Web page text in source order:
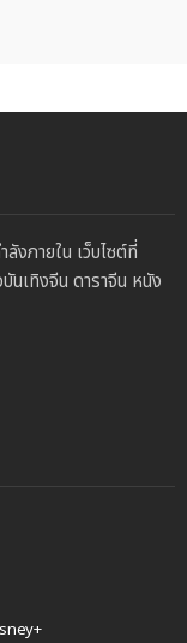
งภายใน เว็บไซต์ที่
นเทิงจีน ดาราจีน หนัง